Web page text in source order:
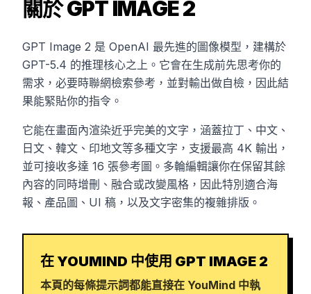
關於 GPT IMAGE 2
GPT Image 2 是 OpenAI 最先進的圖像模型，建構於
GPT-5.4 的推理核心之上。它會在生成前先思考你的
需求，必要時聯網檢索參考，並對輸出做自檢，因此結
果能緊貼你的指令。
它能在畫面內渲染近乎完美的文字，涵蓋拉丁、中文、
日文、韓文、印地文等多種文字，支援最高 4K 輸出，
並可接收多達 16 張參考圖。多輪編輯讓你在保留其餘
內容的同時增刪、融合或改變風格，因此特別適合海
報、產品圖、UI 稿，以及文字密集的複雜排版。
在 YOUMIND 中使用 GPT IMAGE 2
本頁的每條提示詞都能直接在 YouMind 中執